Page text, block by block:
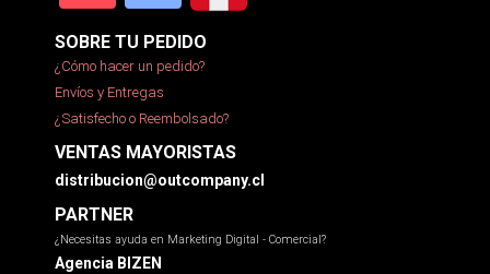
SOBRE TU PEDIDO
¿Cómo hacer un pedido?
Envíos y Entregas
¿Satisfecho o Reembolsado?
VENTAS MAYORISTAS
distribucion@outcompany.cl
PARTNER
¿Necesitas ayuda en Marketing Digital - Comercial?
Agencia BIZEN